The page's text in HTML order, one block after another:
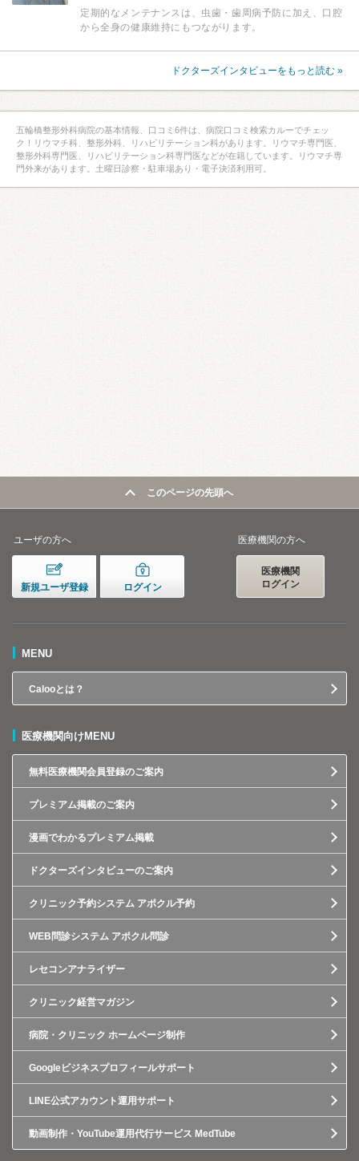
定期的なメンテナンスは、虫歯・歯周病予防に加え、口腔
から全身の健康維持にもつながります。
ドクターズインタビューをもっと読む »
五輪橋整形外科病院の基本情報、口コミ6件は、病院口コミ検索カルーでチェッ
ク！リウマチ科、整形外科、リハビリテーション科があります。リウマチ専門医、
整形外科専門医、リハビリテーション科専門医などが在籍しています。リウマチ専
門外来があります。土曜日診察・駐車場あり・電子決済利用可。
このページの先頭へ
ユーザの方へ
新規ユーザ登録 ログイン
医療機関の方へ
医療機関
ログイン
MENU
Calooとは？
医療機関向けMENU
無料医療機関会員登録のご案内
プレミアム掲載のご案内
漫画でわかるプレミアム掲載
ドクターズインタビューのご案内
クリニック予約システム アポクル予約
WEB問診システム アポクル問診
レセコンアナライザー
クリニック経営マガジン
病院・クリニック ホームページ制作
Googleビジネスプロフィールサポート
LINE公式アカウント運用サポート
動画制作・YouTube運用代行サービス MedTube